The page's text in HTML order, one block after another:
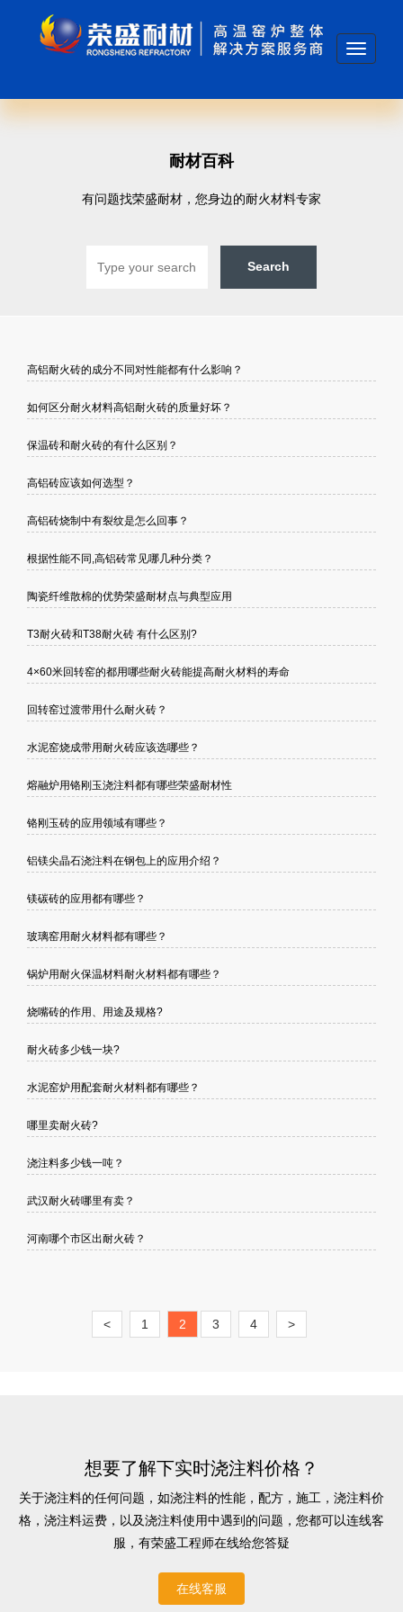
Toggle
耐材百科
有问题找荣盛耐材，您身边的耐火材料专家
高铝耐火砖的成分不同对性能都有什么影响？
如何区分耐火材料高铝耐火砖的质量好坏？
保温砖和耐火砖的有什么区别？
高铝砖应该如何选型？
高铝砖烧制中有裂纹是怎么回事？
根据性能不同,高铝砖常见哪几种分类？
陶瓷纤维散棉的优势荣盛耐材点与典型应用
T3耐火砖和T38耐火砖 有什么区别?
4×60米回转窑的都用哪些耐火砖能提高耐火材料的寿命
回转窑过渡带用什么耐火砖？
水泥窑烧成带用耐火砖应该选哪些？
熔融炉用铬刚玉浇注料都有哪些荣盛耐材性
铬刚玉砖的应用领域有哪些？
铝镁尖晶石浇注料在钢包上的应用介绍？
镁碳砖的应用都有哪些？
玻璃窑用耐火材料都有哪些？
锅炉用耐火保温材料耐火材料都有哪些？
烧嘴砖的作用、用途及规格?
耐火砖多少钱一块?
水泥窑炉用配套耐火材料都有哪些？
哪里卖耐火砖?
浇注料多少钱一吨？
武汉耐火砖哪里有卖？
河南哪个市区出耐火砖？
< 1 2 3 4 >
想要了解下实时浇注料价格？
关于浇注料的任何问题，如浇注料的性能，配方，施工，浇注料价
格，浇注料运费，以及浇注料使用中遇到的问题，您都可以连线客
服，有荣盛工程师在线给您答疑
在线客服